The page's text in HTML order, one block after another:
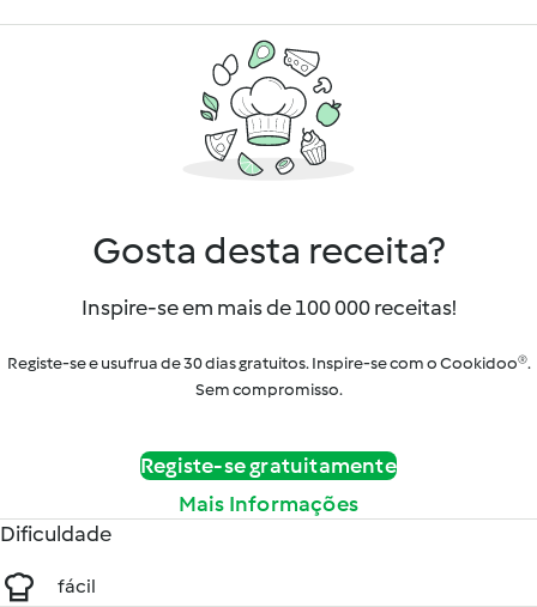
Gosta desta receita?
Inspire-se em mais de 100 000 receitas!
Registe-se e usufrua de 30 dias gratuitos. Inspire-se com o Cookidoo®.
Sem compromisso.
Registe-se gratuitamente
Mais Informações
Dificuldade
fácil